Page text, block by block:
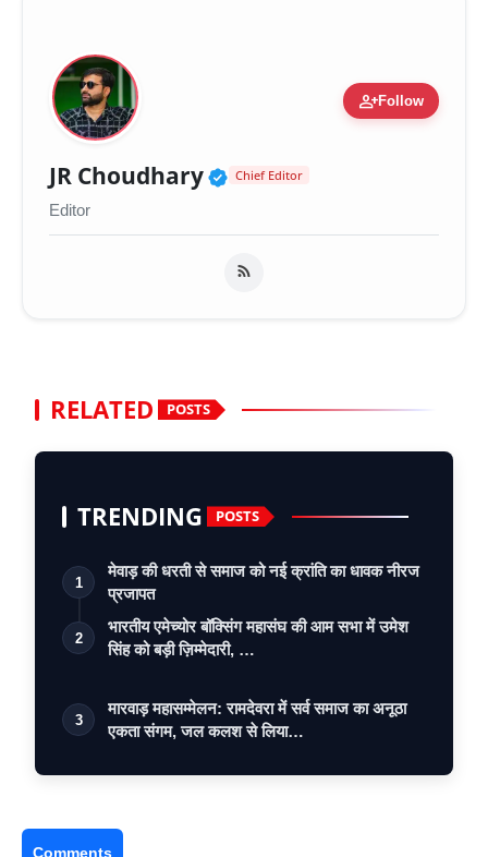
person_addFollow
JR Choudhary Verified Public Figure
Chief Editor
Editor
RELATED POSTS
TRENDING POSTS
1
मेवाड़ की धरती से समाज को नई क्रांति का धावक नीरज
प्रजापत
2
भारतीय एमेच्योर बॉक्सिंग महासंघ की आम सभा में उमेश
सिंह को बड़ी ज़िम्मेदारी, …
3
मारवाड़ महासम्मेलन: रामदेवरा में सर्व समाज का अनूठा
एकता संगम, जल कलश से लिया…
Comments